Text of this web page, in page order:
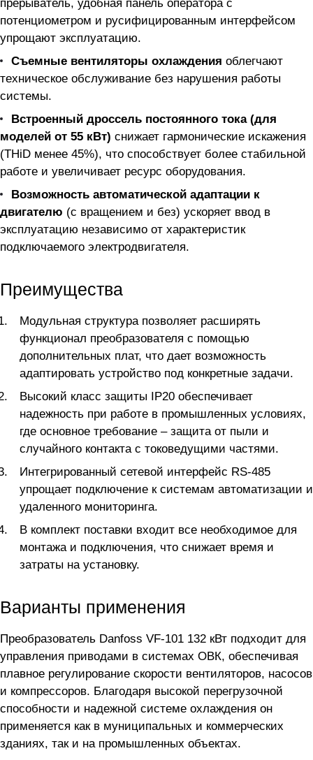
прерыватель, удобная панель оператора с
потенциометром и русифицированным интерфейсом
упрощают эксплуатацию.
Съемные вентиляторы охлаждения облегчают
техническое обслуживание без нарушения работы
системы.
Встроенный дроссель постоянного тока (для
моделей от 55 кВт) снижает гармонические искажения
(THiD менее 45%), что способствует более стабильной
работе и увеличивает ресурс оборудования.
Возможность автоматической адаптации к
двигателю (с вращением и без) ускоряет ввод в
эксплуатацию независимо от характеристик
подключаемого электродвигателя.
Преимущества
Модульная структура позволяет расширять
функционал преобразователя с помощью
дополнительных плат, что дает возможность
адаптировать устройство под конкретные задачи.
Высокий класс защиты IP20 обеспечивает
надежность при работе в промышленных условиях,
где основное требование – защита от пыли и
случайного контакта с токоведущими частями.
Интегрированный сетевой интерфейс RS-485
упрощает подключение к системам автоматизации и
удаленного мониторинга.
В комплект поставки входит все необходимое для
монтажа и подключения, что снижает время и
затраты на установку.
Варианты применения
Преобразователь Danfoss VF-101 132 кВт подходит для
управления приводами в системах ОВК, обеспечивая
плавное регулирование скорости вентиляторов, насосов
и компрессоров. Благодаря высокой перегрузочной
способности и надежной системе охлаждения он
применяется как в муниципальных и коммерческих
зданиях, так и на промышленных объектах.